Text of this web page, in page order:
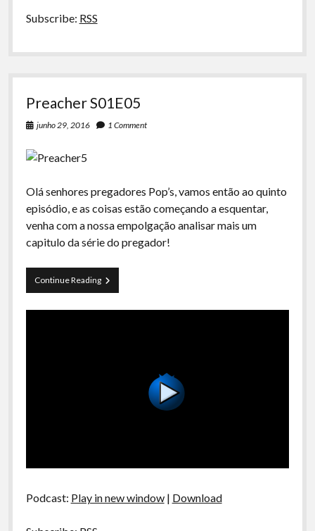
Subscribe: RSS
Preacher S01E05
junho 29, 2016 1 Comment
Olá senhores pregadores Pop’s, vamos então ao quinto
episódio, e as coisas estão começando a esquentar,
venha com a nossa empolgação analisar mais um
capitulo da série do pregador!
Continue ReadingPreacher
S01E05
Podcast: Play in new window| Download